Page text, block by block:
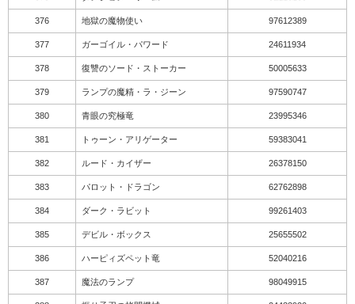
376 地獄の魔物使い 97612389
377 ガーゴイル・パワード 24611934
378 復讐のソード・ストーカー 50005633
379 ランプの魔精・ラ・ジーン 97590747
380 青眼の究極竜 23995346
381 トゥーン・アリゲーター 59383041
382 ルード・カイザー 26378150
383 パロット・ドラゴン 62762898
384 ダーク・ラビット 99261403
385 デビル・ボックス 25655502
386 ハーピィズペット竜 52040216
387 魔法のランプ 98049915